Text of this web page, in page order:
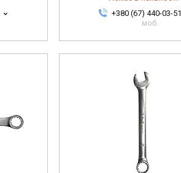
+380 (67) 440-03-51
моб.
271002724